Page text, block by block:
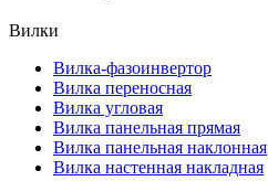
Вилки
Вилка-фазоинвертор
Вилка переносная
Вилка угловая
Вилка панельная прямая
Вилка панельная наклонная
Вилка настенная накладная